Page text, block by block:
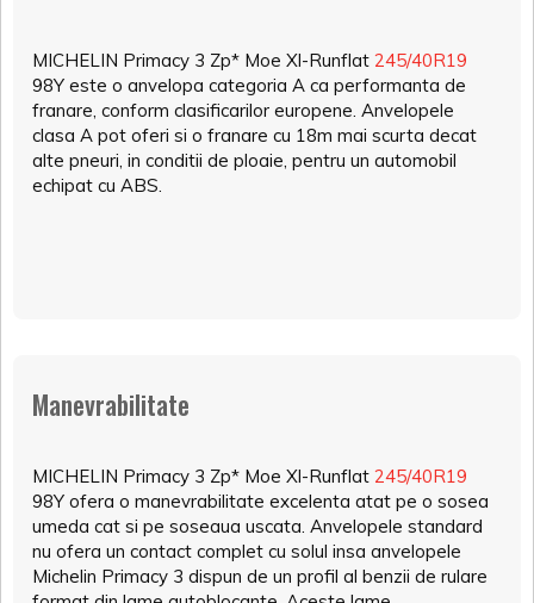
MICHELIN Primacy 3 Zp* Moe Xl-Runflat 245/40R19
98Y este o anvelopa categoria A ca performanta de
franare, conform clasificarilor europene. Anvelopele
clasa A pot oferi si o franare cu 18m mai scurta decat
alte pneuri, in conditii de ploaie, pentru un automobil
echipat cu ABS.
Manevrabilitate
MICHELIN Primacy 3 Zp* Moe Xl-Runflat 245/40R19
98Y ofera o manevrabilitate excelenta atat pe o sosea
umeda cat si pe soseaua uscata. Anvelopele standard
nu ofera un contact complet cu solul insa anvelopele
Michelin Primacy 3 dispun de un profil al benzii de rulare